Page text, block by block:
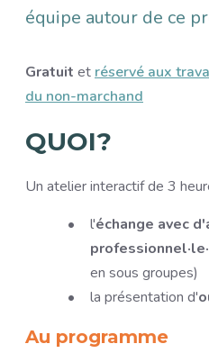
équipe autour de ce
Gratuit et réservé aux
du non-marchand
QUOI?
Un atelier interactif de 3
l'échange avec
en sous groupes)
la présentation d'
Au programme